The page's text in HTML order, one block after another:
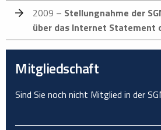
2009 – Stellungnahme der
über das Internet Statement
Mitgliedschaft
Sind Sie noch nicht Mitglied in der